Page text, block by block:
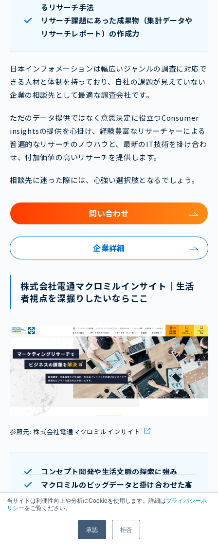
当サイトは利便性向上や分析にCookieを使用します。詳細はプライバシーポ
リシーをご覧ください。
承認 拒否
るリサーチ手法
リサーチ課題にあった成果物（集計データや
リサーチレポート）の作成力
日本インフォメーションは幅広いジャンルの調査に対応で
きる人材と体制を持っており、自社の課題が見えていない
企業の相談先として最適な調査会社です。
ただのデータ提供ではなく意思決定に役立つConsumer
insightsの提供を心掛け、経験豊富なリサーチャーによる
普遍的なリサーチのノウハウと、最新のIT技術を掛け合わ
せ、付加価値の高いリサーチを提供します。
相談先に迷った際には、心強い選択肢となるでしょう。
問い合わせ
企業詳細
株式会社電通マクロミルインサイト｜生活
者視点を深掘りしたいならここ
参照元: 株式会社電通マクロミルインサイト
コンセプト開発や生活文脈の探索に強み
マクロミルのビッグデータと掛け合わせた高
度な分析が可能
「なぜその行動をとるのか？」を解明するリ
サーチに最適